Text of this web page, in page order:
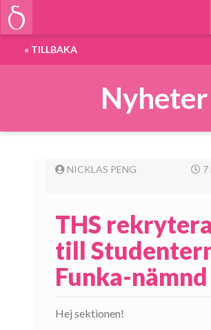
« TILLBAKA
Nyheter
NICKLAS PENG
7
THS
till
Funka-nämnd
Hej sektionen!